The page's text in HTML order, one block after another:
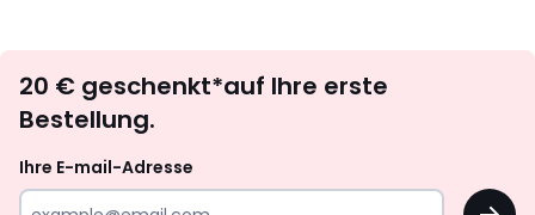
abonnieren
20 € geschenkt*auf Ihre erste
Bestellung.
Ihre E-mail-Adresse
OK